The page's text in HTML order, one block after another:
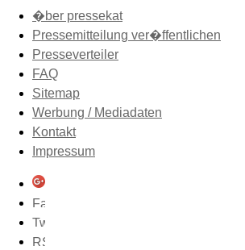
�ber pressekat
Pressemitteilung ver�ffentlichen
Presseverteiler
FAQ
Sitemap
Werbung / Mediadaten
Kontakt
Impressum